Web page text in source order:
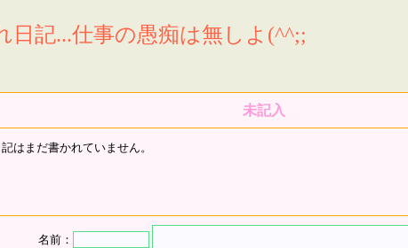
日記...仕事の愚痴は無しよ(^^;;
未記入
はまだ書かれていません。
名前：